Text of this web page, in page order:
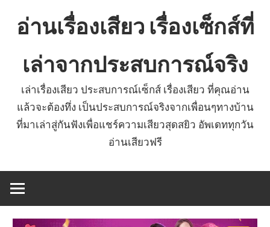
อ่านเรื่องเสียว เรื่องเซ็กส์ที่
เล่าจากประสบการณ์จริง
เล่าเรื่องเสียว ประสบการณ์เซ็กส์ เรื่องเสียว ที่คุณอ่าน
แล้วจะต้องทึ่ง เป็นประสบการณ์จริงจากเพื่อนๆทางบ้าน
ที่มาเล่าสู่กันฟังเพื่อแชร์ความเสียวสุดสยิว อัพเดททุกวัน
อ่านเสียวฟรี